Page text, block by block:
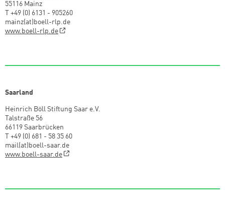
55116 Mainz
T +49 (0) 6131 - 905260
mainz(at)boell-rlp.de
www.boell-rlp.de
Saarland
Heinrich Böll Stiftung Saar e.V.
Talstraße 56
66119 Saarbrücken
T +49 (0) 681 - 58 35 60
mail(at)boell-saar.de
www.boell-saar.de